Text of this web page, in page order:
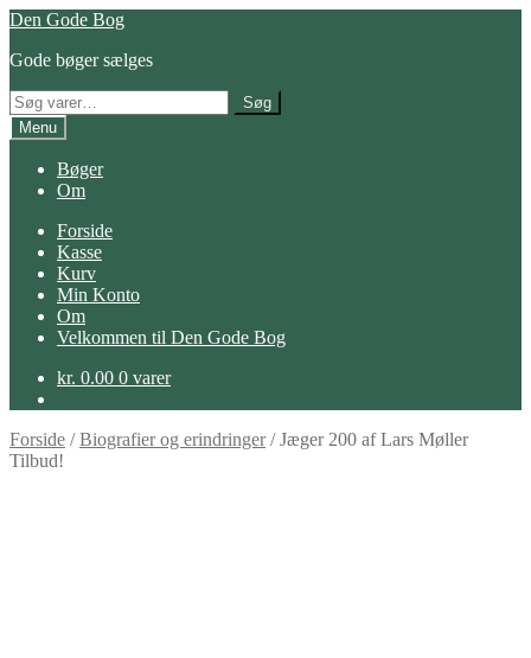
Spring
navigation
Spring
indhold
Den Gode Bog
Gode bøger sælges
Søg
efter:
Søg
Menu
Bøger
Om
Forside
Kasse
Kurv
Min Konto
Om
Velkommen til Den Gode Bog
kr. 0.00 0 varer
Forside /Biografier og erindringer/Jæger 200 af Lars Møller
Tilbud!